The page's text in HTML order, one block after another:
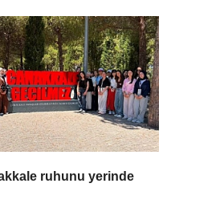
ruhunu yerinde